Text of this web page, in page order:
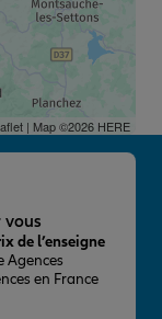
| Map ©2026 HERE
vous
de l’enseigne
Agences
en France